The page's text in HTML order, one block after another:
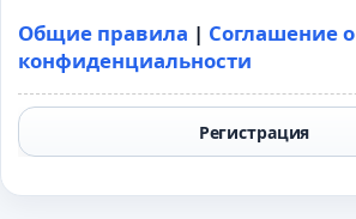
Общие правила | Соглашение о
конфиденциальности
Регистрация